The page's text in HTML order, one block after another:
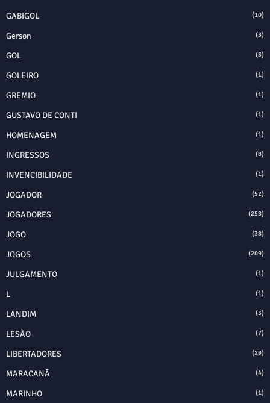
GABIGOL
(10)
Gerson (3)
GOL (3)
GOLEIRO (1)
GREMIO (1)
GUSTAVO DE CONTI (1)
HOMENAGEM (1)
INGRESSOS (8)
INVENCIBILIDADE (1)
JOGADOR (52)
JOGADORES (258)
JOGO (38)
JOGOS (209)
JULGAMENTO (1)
L (1)
LANDIM (3)
LESÃO (7)
LIBERTADORES (29)
MARACANÃ (4)
MARINHO (1)